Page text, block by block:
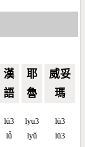
漢
語
耶
魯
威妥
瑪
lü3
lǚ
lyu3
lyǔ
lü3
lü3